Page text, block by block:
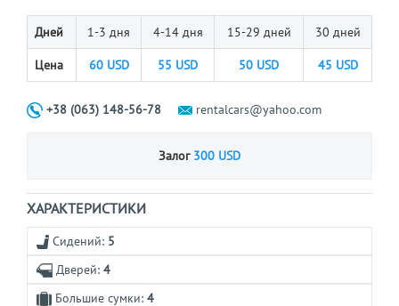
Дней 1-3 дня 4-14 дня 15-29 дней 30 дней
Цена 60USD 55 USD 50 USD 45 USD
+38 (063) 148-56-78 rentalcars@yahoo.com
Залог 300 USD
ХАРАКТЕРИСТИКИ
Сидений: 5
Дверей: 4
Большие сумки: 4